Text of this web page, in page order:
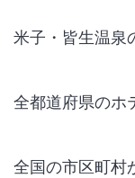
米子・皆生温泉
全都道府県のホ
全国の市区町村